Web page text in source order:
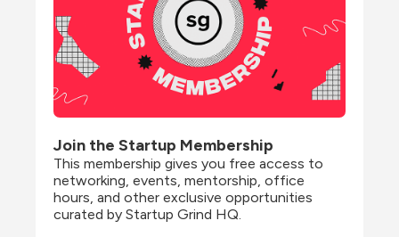
Join the Startup Membership
This membership gives you free access to
networking, events, mentorship, office
hours, and other exclusive opportunities
curated by Startup Grind HQ.